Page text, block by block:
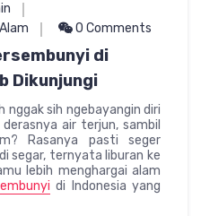
0 Comments
di
Dikunjungi
nggak sih ngebayangin diri
air terjun, sambil
Rasanya pasti seger
segar, ternyata liburan ke
lebih menghargai alam
di Indonesia yang